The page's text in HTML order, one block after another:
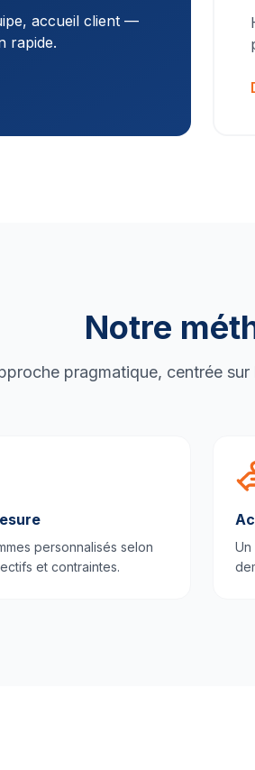
accueil client —
rapide.
Notre
pragmatique, centrée
personnalisés selon
et contraintes.